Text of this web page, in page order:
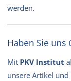
werden.
Haben Sie uns
Mit PKV Institut
unsere Artikel und